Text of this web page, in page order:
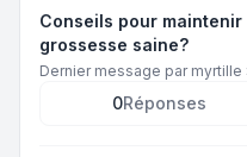
Conseils pour
grossesse saine?
Dernier message par myrtille
0Réponses